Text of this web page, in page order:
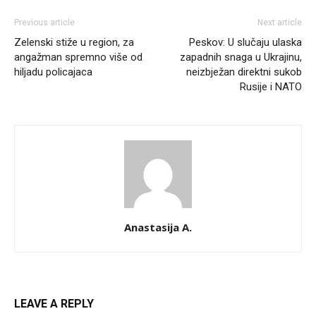
Previous article
Zelenski stiže u region, za
angažman spremno više od
hiljadu policajaca
Next article
Peskov: U slučaju ulaska
zapadnih snaga u Ukrajinu,
neizbježan direktni sukob
Rusije i NATO
Anastasija A.
LEAVE A REPLY